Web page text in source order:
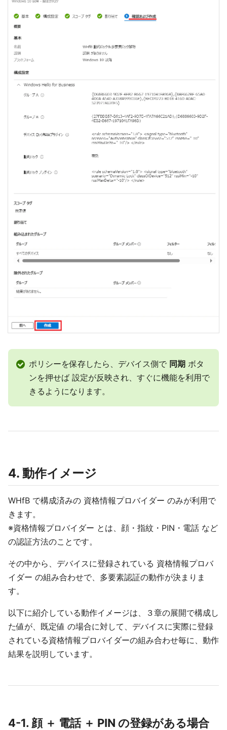
ポリシーを保存したら、デバイス側で 同期 ボタ
ンを押せば 設定が反映され、すぐに機能を利用で
きるようになります。
4. 動作イメージ
WHfB で構成済みの 資格情報プロバイダー のみが利用で
きます。
※資格情報プロバイダー とは、顔・指紋・PIN・電話 など
の認証方法のことです。
その中から、デバイスに登録されている 資格情報プロバ
イダー の組み合わせで、多要素認証の動作が決まりま
す。
以下に紹介している動作イメージは、３章の展開で構成し
た値が、既定値 の場合に対して、デバイスに実際に登録
されている資格情報プロバイダーの組み合わせ毎に、動作
結果を説明しています。
4-1. 顔 ＋ 電話 ＋ PIN の登録がある場合